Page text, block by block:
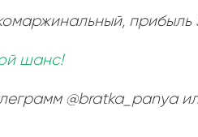
Let’s Go Back To The
2:59
Сторона 2
Hubba Hubba
2:17
, прибыль
шанс!
@bratka_panya